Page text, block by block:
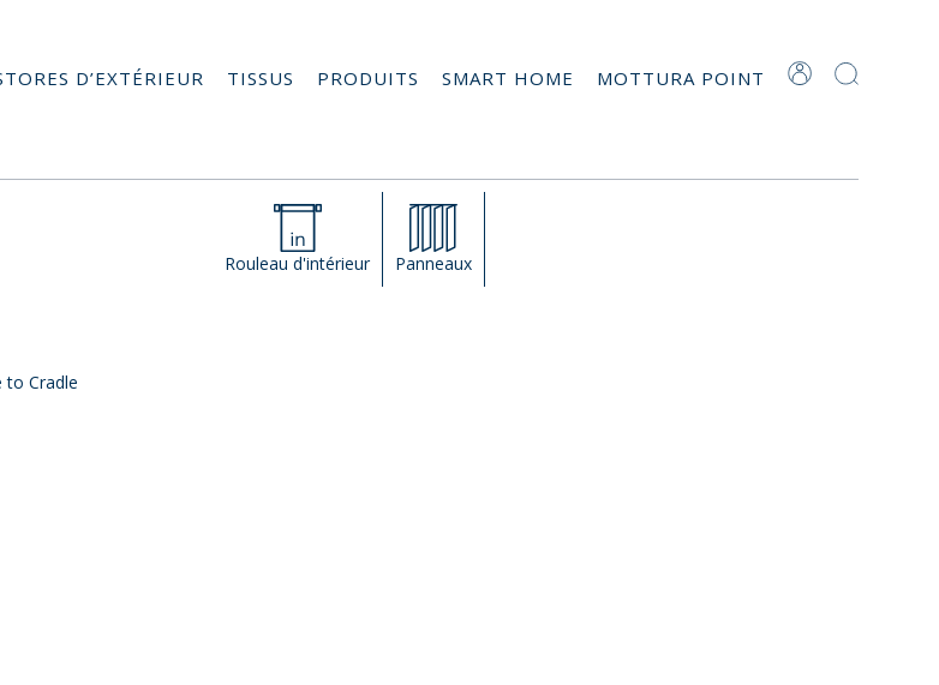
D’EXTÉRIEUR TISSUS PRODUITS SMART HOME MOTTURA POINT
Rouleau d'intérieur Panneaux
to Cradle